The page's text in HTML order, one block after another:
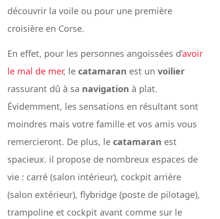
découvrir la voile ou pour une première
croisière en Corse.
En effet, pour les personnes angoissées d’avoir
le mal de mer, le catamaran est un voilier
rassurant dû à sa navigation à plat.
Évidemment, les sensations en résultant sont
moindres mais votre famille et vos amis vous
remercieront. De plus, le catamaran est
spacieux. il propose de nombreux espaces de
vie : carré (salon intérieur), cockpit arrière
(salon extérieur), flybridge (poste de pilotage),
trampoline et cockpit avant comme sur le